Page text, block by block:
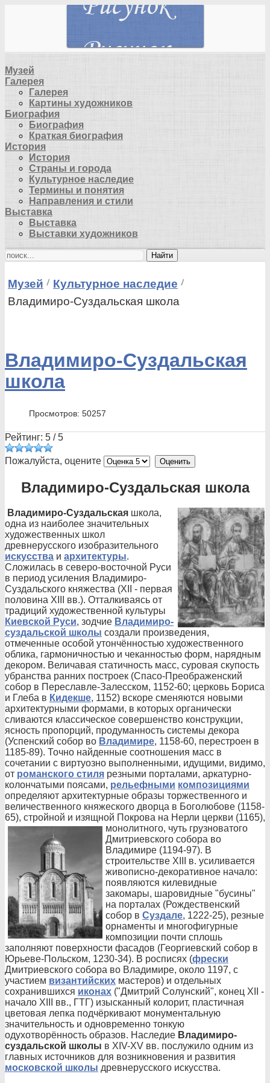
Музей
Галерея
Галерея
Картины художников
Биография
Биография
Краткая биография
История
История
Страны и города
Культурное наследие
Термины и понятия
Направления и стили
Выставка
Выставка
Выставки художников
Найти
Музей
Культурное наследие
Владимиро-Суздальская школа
Владимиро-Суздальская
школа
Просмотров: 50257
Рейтинг: 5 /5
Пожалуйста, оцените
Владимиро-Суздальская школа
Владимиро-Суздальская школа,
одна из наиболее значительных
художественных школ
древнерусского изобразительного
искусства и архитектуры.
Сложилась в северо-восточной Руси
в период усиления Владимиро-
Суздальского княжества (XII - первая
половина XIII вв.). Отталкиваясь от
традиций художественной культуры
Киевской Руси, зодчие Владимиро-
суздальской школы создали произведения,
отмеченные особой утончённостью художественного
облика, гармоничностью и чеканностью форм, нарядным
декором. Величавая статичность масс, суровая скупость
убранства ранних построек (Спасо-Преображенский
собор в Переславле-Залесском, 1152-60; церковь Бориса
и Глеба в Кидекше, 1152) вскоре сменяются новыми
архитектурными формами, в которых органически
сливаются классическое совершенство конструкции,
ясность пропорций, продуманность системы декора
(Успенский собор во Владимире, 1158-60, перестроен в
1185-89). Точно найденные соотношения масс в
сочетании с виртуозно выполненными, идущими, видимо,
от романского стиля резными порталами, аркатурно-
колончатыми поясами, рельефными композициями
определяют архитектурные образы торжественного и
величественного княжеского дворца в Боголюбове (1158-
65), стройной и изящной Покрова на Нерли церкви (1165),
монолитного, чуть грузноватого
Дмитриевского собора во
Владимире (1194-97). В
строительстве XIII в. усиливается
живописно-декоративное начало:
появляются килевидные
закомары, шаровидные "бусины"
на порталах (Рождественский
собор в Суздале, 1222-25), резные
орнаменты и многофигурные
композиции почти сплошь
заполняют поверхности фасадов (Георгиевский собор в
Юрьеве-Польском, 1230-34). В росписях (фрески
Дмитриевского собора во Владимире, около 1197, с
участием византийских мастеров) и отдельных
сохранившихся иконах ("Дмитрий Солунский", конец XII -
начало XIII вв., ГТГ) изысканный колорит, пластичная
цветовая лепка подчёркивают монументальную
значительность и одновременно тонкую
одухотворённость образов. Наследие Владимиро-
суздальской школы в XIV-XV вв. послужило одним из
главных источников для возникновения и развития
московской школы древнерусского искусства.